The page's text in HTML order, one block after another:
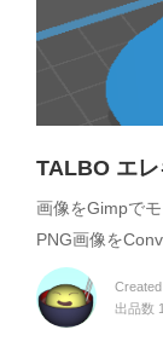
TALBO エ
画像をGimpで
PNG画像を
出品数